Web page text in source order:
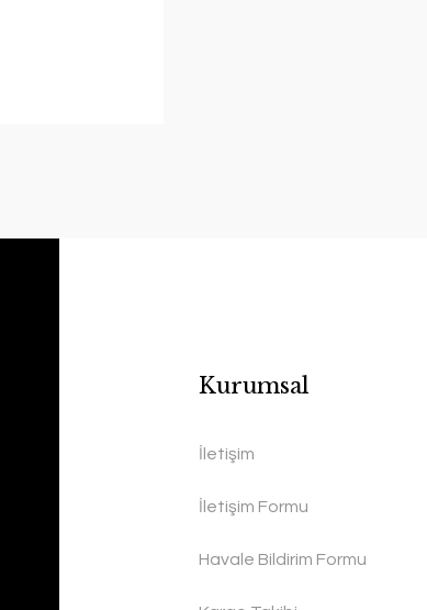
Kurumsal
İletişim
İletişim Formu
Havale Bildirim Formu